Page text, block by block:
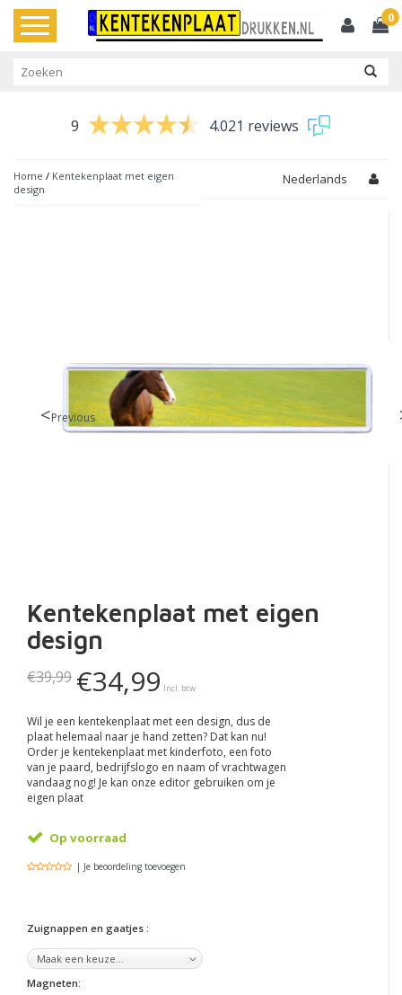
Toggle
navigation
0
9 4.021 reviews
Home / Kentekenplaat met eigen
design
Nederlands
Previous
Kentekenplaat met eigen
design
€39,99 €34,99 Incl. btw
Wil je een kentekenplaat met een design, dus de
plaat helemaal naar je hand zetten? Dat kan nu!
Order je kentekenplaat met kinderfoto, een foto
van je paard, bedrijfslogo en naam of vrachtwagen
vandaag nog! Je kan onze editor gebruiken om je
eigen plaat
Op voorraad
| Je beoordeling toevoegen
Zuignappen en gaatjes :
Magneten: